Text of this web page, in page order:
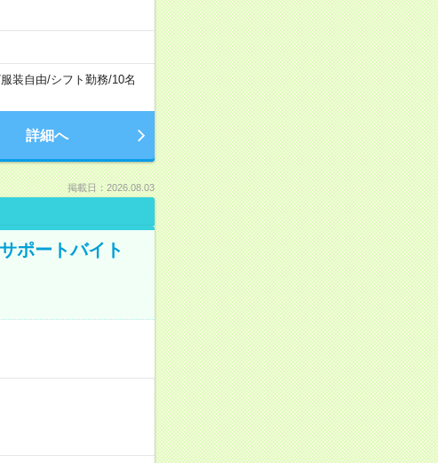
服装自由/シフト勤務/10名
詳細へ
掲載日：2026.08.03
ポートバイト